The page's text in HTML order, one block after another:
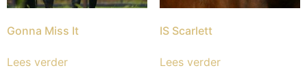
Gonna Miss It
Lees verder
IS Scarlett
Lees verder